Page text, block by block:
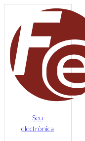
Seu
electrònica